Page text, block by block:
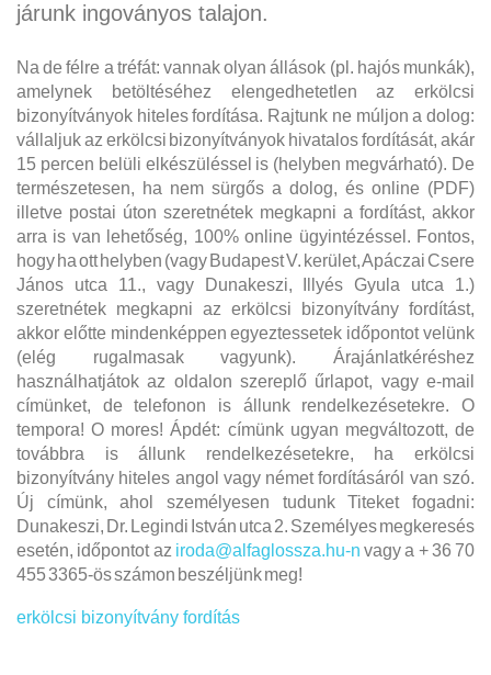
járunk ingoványos talajon.
Na de félre a tréfát: vannak olyan állások (pl. hajós munkák),
amelynek betöltéséhez elengedhetetlen az erkölcsi
bizonyítványok hiteles fordítása. Rajtunk ne múljon a dolog:
vállaljuk az erkölcsi bizonyítványok hivatalos fordítását, akár
15 percen belüli elkészüléssel is (helyben megvárható). De
természetesen, ha nem sürgős a dolog, és online (PDF)
illetve postai úton szeretnétek megkapni a fordítást, akkor
arra is van lehetőség, 100% online ügyintézéssel. Fontos,
hogy ha ott helyben (vagy Budapest V. kerület, Apáczai Csere
János utca 11., vagy Dunakeszi, Illyés Gyula utca 1.)
szeretnétek megkapni az erkölcsi bizonyítvány fordítást,
akkor előtte mindenképpen egyeztessetek időpontot velünk
(elég rugalmasak vagyunk). Árajánlatkéréshez
használhatjátok az oldalon szereplő űrlapot, vagy e-mail
címünket, de telefonon is állunk rendelkezésetekre. O
tempora! O mores! Ápdét: címünk ugyan megváltozott, de
továbbra is állunk rendelkezésetekre, ha erkölcsi
bizonyítvány hiteles angol vagy német fordításáról van szó.
Új címünk, ahol személyesen tudunk Titeket fogadni:
Dunakeszi, Dr. Legindi István utca 2. Személyes megkeresés
esetén, időpontot az iroda@alfaglossza.hu-n vagy a + 36 70
455 3365-ös számon beszéljünk meg!
erkölcsi bizonyítvány fordítás